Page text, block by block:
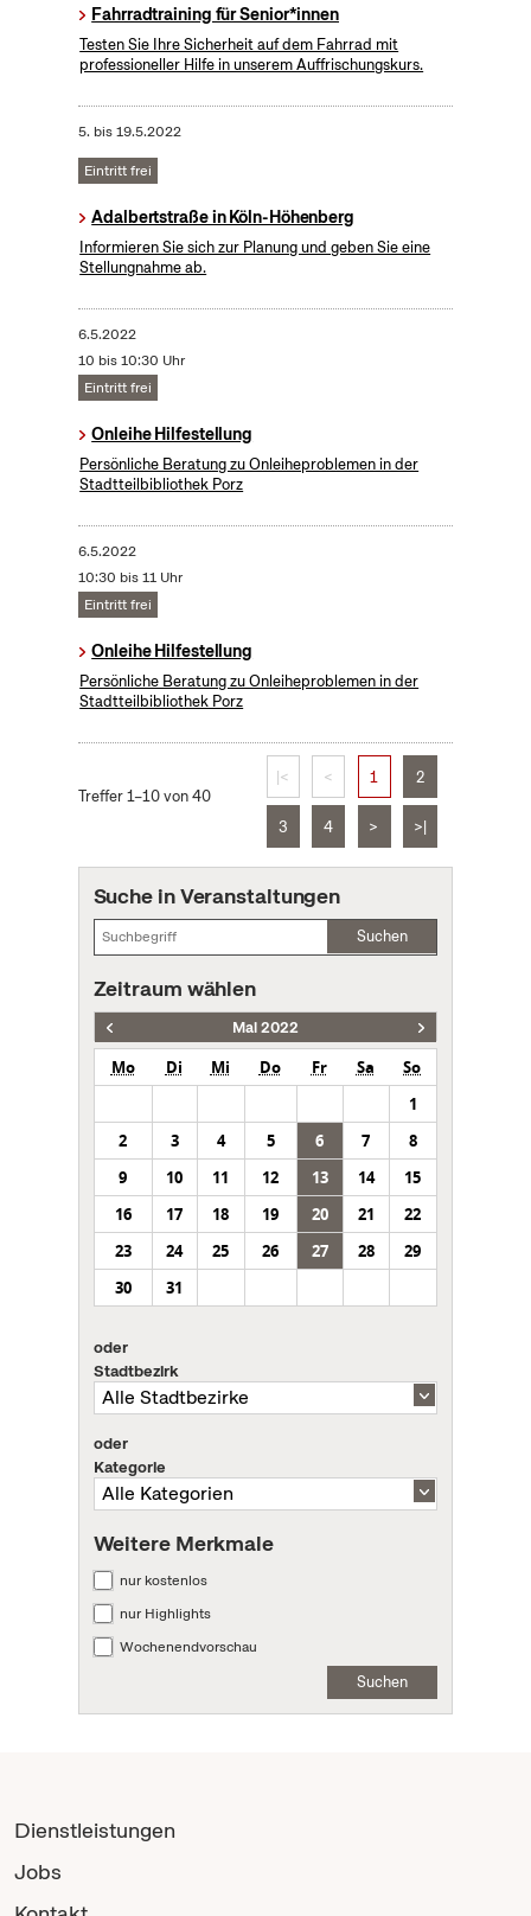
Fahrradtraining für Senior*innen
Testen Sie Ihre Sicherheit auf dem Fahrrad mit
professioneller Hilfe in unserem Auffrischungskurs.
5. bis19.5.2022
Eintritt frei
Adalbertstraße in Köln-Höhenberg
Informieren Sie sich zur Planung und geben Sie eine
Stellungnahme ab.
6.5.2022
10 bis 10:30 Uhr
Eintritt frei
Onleihe Hilfestellung
Persönliche Beratung zu Onleiheproblemen in der
Stadtteilbibliothek Porz
6.5.2022
10:30 bis 11 Uhr
Eintritt frei
Onleihe Hilfestellung
Persönliche Beratung zu Onleiheproblemen in der
Stadtteilbibliothek Porz
Treffer 1–10 von 40
|< < 1 2
3 4 > >|
Suche in Veranstaltungen
Suchen
Zeitraum wählen
Mai 2022
Mo Di Mi Do Fr Sa
So
1
2
3 4 5 6 7
8
9
10 11 12 13 14
15
16
17 18 19 20 21
22
23
24 25 26 27 28
29
30
31
oder
Stadtbezirk
oder
Kategorie
Weitere Merkmale
nur kostenlos
nur Highlights
Wochenendvorschau
Suchen
Dienstleistungen
Jobs